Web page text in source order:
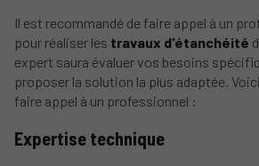
Il est recommandé de faire appel à un
pour réaliser les travaux d'étanchéité
expert saura évaluer vos besoins
proposer la solution la plus adaptée.
faire appel à un professionnel :
Expertise technique